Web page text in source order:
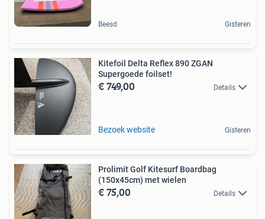
Beesd Gisteren
Kitefoil Delta Reflex 890 ZGAN
Supergoede foilset!
€ 749,00 Details
Bezoek website Gisteren
Prolimit Golf Kitesurf Boardbag
(150x45cm) met wielen
€ 75,00 Details